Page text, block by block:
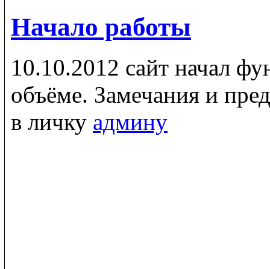
Начало работы
10.10.2012 сайт начал
объёме. Замечания и
в личку админу